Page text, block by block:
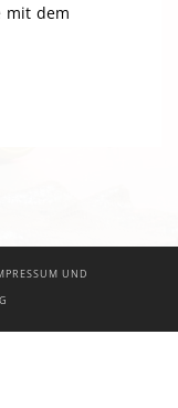
mit dem
UND